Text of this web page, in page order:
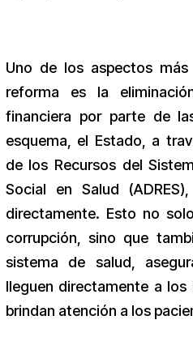
Uno de los aspectos
reforma es la
financiera por parte de
esquema, el Estado, a
de los Recursos del
Social en Salud
directamente. Esto no
corrupción, sino que
sistema de salud,
lleguen directamente a
brindan atención a los